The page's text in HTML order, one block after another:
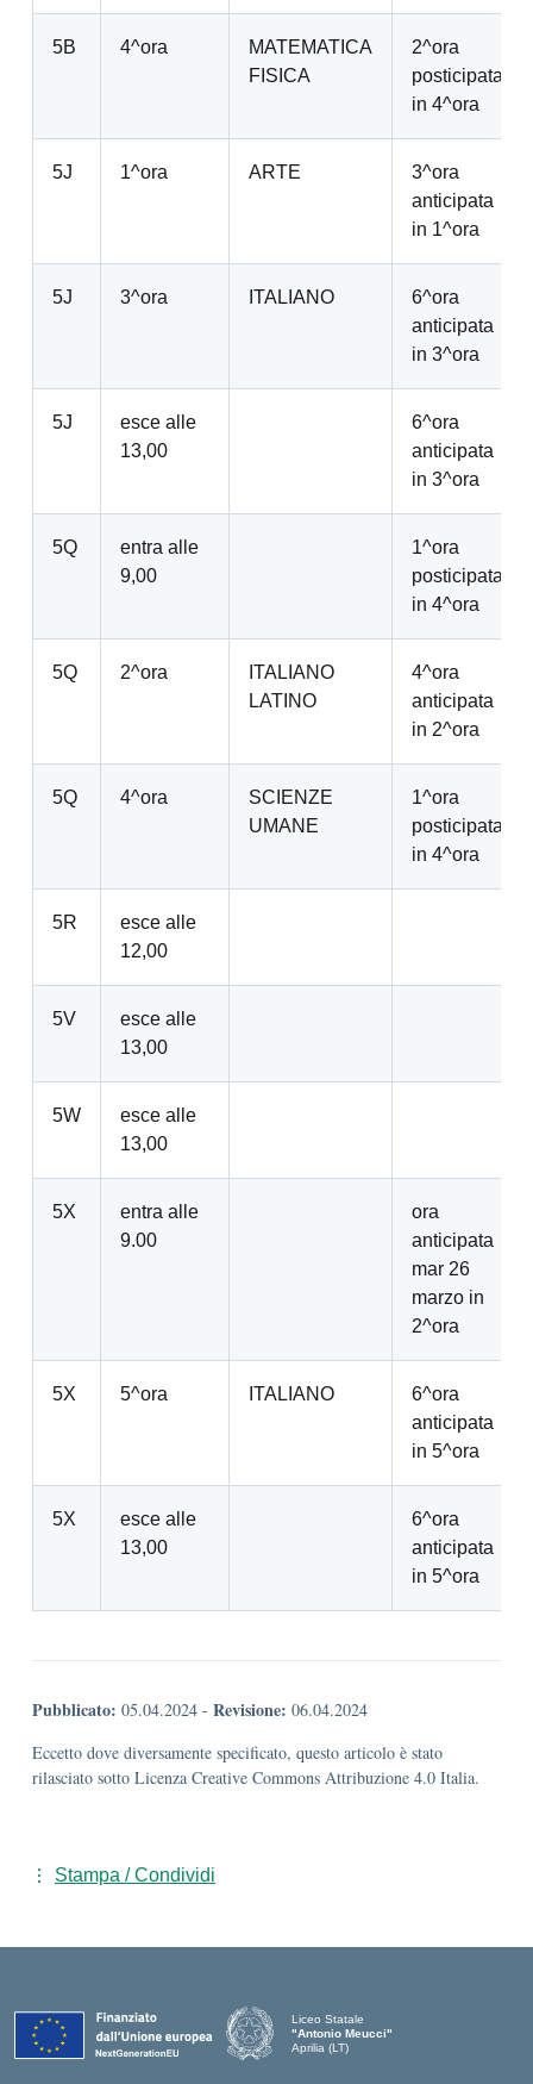
5B 4^ora
MATEMATICA
FISICA
2^ora
posticipata
in 4^ora
5J 1^ora ARTE
3^ora
anticipata
in 1^ora
5J 3^ora ITALIANO
6^ora
anticipata
in 3^ora
5J
esce alle
13,00
6^ora
anticipata
in 3^ora
5Q
entra alle
9,00
1^ora
posticipata
in 4^ora
5Q 2^ora
ITALIANO
LATINO
4^ora
anticipata
in 2^ora
5Q 4^ora
SCIENZE
UMANE
1^ora
posticipata
in 4^ora
5R
esce alle
12,00
5V
esce alle
13,00
5W
esce alle
13,00
5X
entra alle
9.00
ora
anticipata
mar 26
marzo in
2^ora
5X 5^ora ITALIANO
6^ora
anticipata
in 5^ora
5X
esce alle
13,00
6^ora
anticipata
in 5^ora
Pubblicato: 05.04.2024 - Revisione: 06.04.2024
Eccetto dove diversamente specificato, questo articolo è stato
rilasciato sotto Licenza Creative Commons Attribuzione 4.0 Italia.
Stampa / Condividi
Liceo Statale
"Antonio Meucci"
Aprilia (LT)